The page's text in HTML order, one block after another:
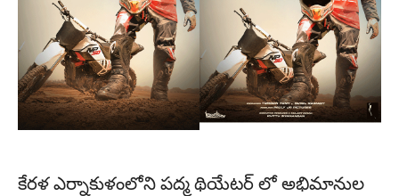
కేరళ ఎర్నాకుళంలోని పద్మ థియేటర్ లో అభిమానుల